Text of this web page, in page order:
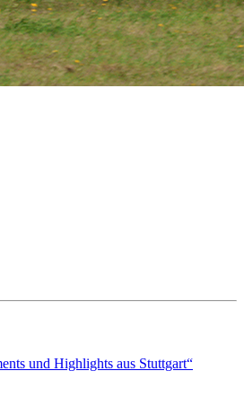
und Highlights aus Stuttgart“